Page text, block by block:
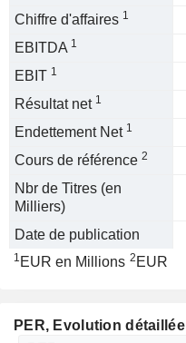
Chiffre d'affaires 1
EBITDA 1
EBIT 1
Résultat net 1
Endettement Net 1
Cours de référence 2
Nbr de Titres (en
Milliers)
Date de publication
1 EUR en Millions 2 EUR
PER, Evolution détaillée